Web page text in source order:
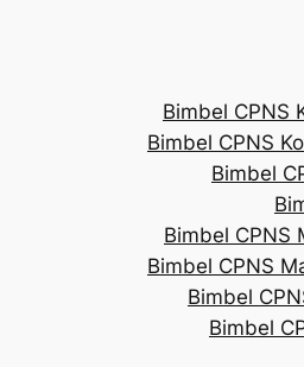
Bimbel CPNS
Bimbel CPNS
Bimbel
Bimbel CPNS
Bimbel CPNS
Bimbel
Bimbel